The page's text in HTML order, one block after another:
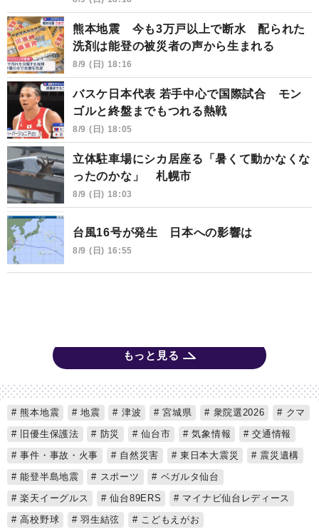
熊本地震 今も3万戸以上で断水 配られた
洗剤は能登の被災者の声から生まれる
8/9 (日) 18:16
バスケ日本代表 若手中心で国際試合 モン
ゴルと終盤までもつれる熱戦
8/9 (日) 18:05
立体駐車場にシカ居座る「暑くて動かなくな
ったのかな」 札幌市
8/9 (日) 18:03
台風16号が発生 日本への影響は
8/9 (日) 16:55
もっと見る
熊本地震 地震 津波 宮城県 衆院選2026
クマ
旧優生保護法
防災 仙台市 気象情報
交通情報
事件・事故・火事
自然災害 東日本大震災
震災遺構
能登半島地震
スポーツ
ベガルタ仙台
楽天イーグルス
仙台89ERS
マイナビ仙台レディース
高校野球
羽生結弦
こどもえがお